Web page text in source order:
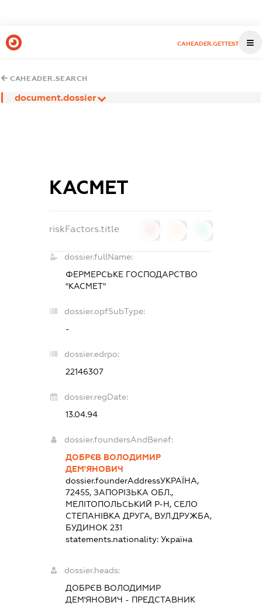
CAHEADER.GETTEST
CAHEADER.SEARCH
document.dossier
КАСМЕТ
riskFactors.title
dossier.fullName:
ФЕРМЕРСЬКЕ ГОСПОДАРСТВО
"КАСМЕТ"
dossier.opfSubType:
-
dossier.edrpo:
22146307
dossier.regDate:
13.04.94
dossier.foundersAndBenef:
ДОБРЄВ ВОЛОДИМИР
ДЕМ'ЯНОВИЧ
dossier.founderAddressУКРАЇНА,
72455, ЗАПОРІЗЬКА ОБЛ.,
МЕЛІТОПОЛЬСЬКИЙ Р-Н, СЕЛО
СТЕПАНІВКА ДРУГА, ВУЛ.ДРУЖБА,
БУДИНОК 231
statements.nationality:Україна
dossier.heads:
ДОБРЄВ ВОЛОДИМИР
ДЕМ'ЯНОВИЧ - ПРЕДСТАВНИК